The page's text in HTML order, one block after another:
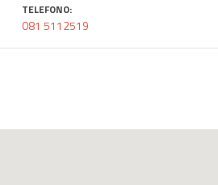
TELEFONO:
081 5112519